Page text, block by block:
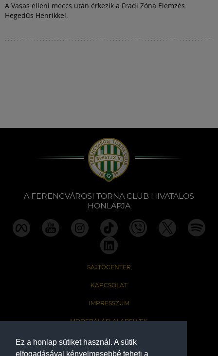
Ez a honlap sütiket használ. A sütik
elfogadásával kényelmesebbé teheti a
A Vasas elleni meccs után érkezik a Fradi Zóna Elemzés
Hegedűs Henrikkel.
A FERENCVÁROSI TORNA CLUB HIVATALOS
HONLAPJA
SAJTÓCENTER
KAPCSOLAT
IMPRESSZUM
MODERÁLÁSI ALAPELVEK
HONLAP ADATKEZELÉSI TÁJÉKOZTATÓ